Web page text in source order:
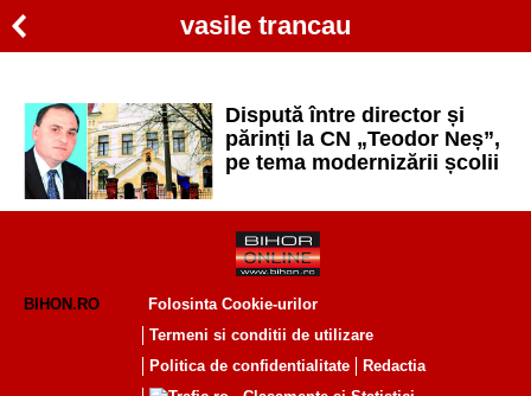
vasile trancau
Dispută între director și
părinți la CN „Teodor Neș”,
pe tema modernizării școlii
BIHON.RO
Folosinta Cookie-urilor
Termeni si conditii de utilizare
Politica de confidentialitate
Redactia